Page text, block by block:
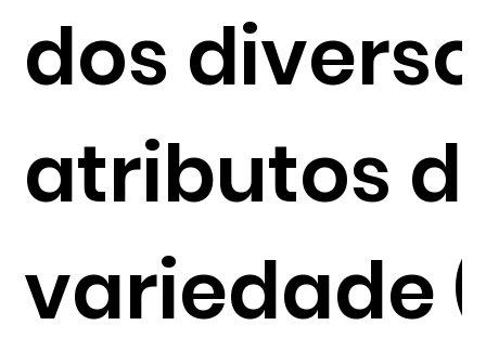
dos
atributos
variedade